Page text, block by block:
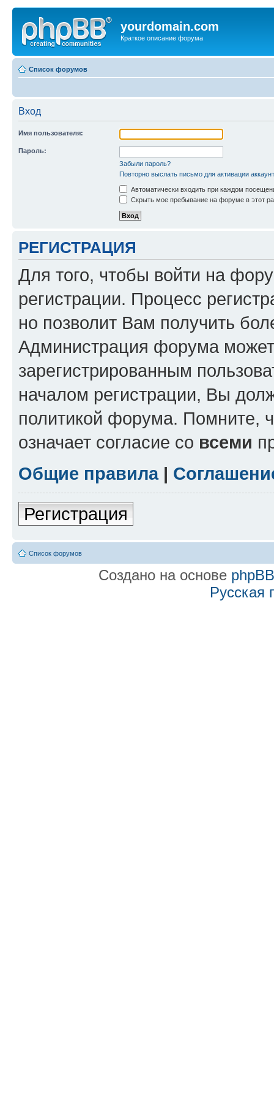
yourdomain.com
Краткое описание форума
Список форумов
Вход
Имя пользователя:
Пароль:
Забыли пароль?
Повторно выслать письмо для активации
Автоматически входить при каждом
Скрыть мое пребывание на форуме в этот
РЕГИСТРАЦИЯ
Для того, чтобы войти на
регистрации. Процесс
но позволит Вам получить
Администрация форума может
зарегистрированным
началом регистрации, Вы
политикой форума. Помните,
означает согласие со всеми
Общие правила|
Регистрация
Список форумов
Создано на основе phpBB
Русская